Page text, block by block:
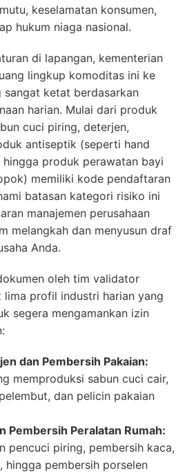
keselamatan konsumen,
hukum niaga nasional.
di lapangan, kementerian
lingkup komoditas ini ke
ketat berdasarkan
harian. Mulai dari produk
cuci piring, deterjen,
antiseptik (seperti hand
produk perawatan bayi
memiliki kode pendaftaran
batasan kategori risiko ini
manajemen perusahaan
melangkah dan menyusun draf
Anda.
oleh tim validator
lima profil industri harian yang
segera mengamankan izin
dan Pembersih Pakaian:
memproduksi sabun cuci cair,
dan pelicin pakaian
Pembersih Peralatan Rumah:
pencuci piring, pembersih kaca,
hingga pembersih porselen